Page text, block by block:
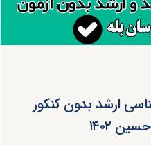
ارشد بدون کنکور
۱۴۰۲